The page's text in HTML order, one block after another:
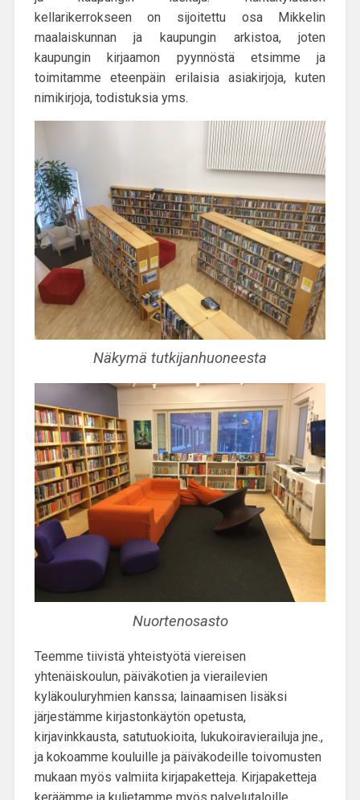
kellarikerrokseen on sijoitettu osa Mikkelin
maalaiskunnan ja kaupungin arkistoa, joten
kaupungin kirjaamon pyynnöstä etsimme ja
toimitamme eteenpäin erilaisia asiakirjoja, kuten
nimikirjoja, todistuksia yms.
Näkymä tutkijanhuoneesta
Nuortenosasto
Teemme tiivistä yhteistyötä viereisen
yhtenäiskoulun, päiväkotien ja vierailevien
kyläkouluryhmien kanssa; lainaamisen lisäksi
järjestämme kirjastonkäytön opetusta,
kirjavinkkausta, satutuokioita, lukukoiravierailuja jne.,
ja kokoamme kouluille ja päiväkodeille toivomusten
mukaan myös valmiita kirjapaketteja. Kirjapaketteja